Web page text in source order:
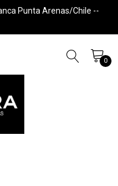
Punta Arenas/Chile --
0